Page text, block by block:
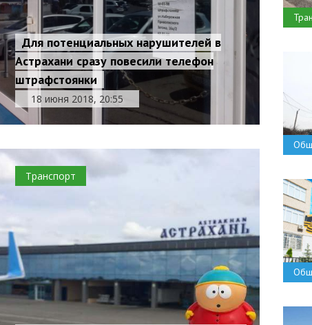
Для потенциальных нарушителей в
Астрахани сразу повесили телефон
штрафстоянки
18 июня 2018, 20:55
Транспорт